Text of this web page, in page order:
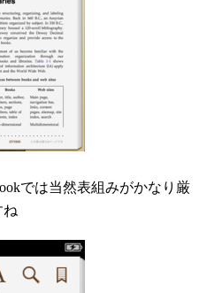
では当然表組みがかなり厳
ね